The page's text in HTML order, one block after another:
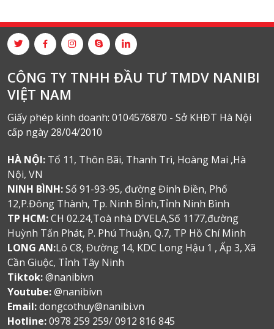
CÔNG TY TNHH ĐẦU TƯ TMDV NANIBI
VIỆT NAM
Giấy phép kinh doanh: 0104576870 - Sở KHĐT Hà Nội
cấp ngày 28/04/2010
HÀ NỘI: Tổ 11, Thôn Bãi, Thanh Trì, Hoàng Mai ,Hà
Nội, VN
NINH BÌNH:Số 91-93-95, đường Đinh Điền, Phố
12,P.Đông Thành, Tp. Ninh BÌnh,Tỉnh Ninh Bình
TP HCM:CH 02.24,Toà nhà D’VELA,Số 1177,đường
Huỳnh Tấn Phát, P. Phú Thuận, Q.7, TP Hồ Chí Minh
LONG AN:Lô C8, Đường 14, KDC Long Hậu 1 , Ấp 3, Xã
Cần Giuộc, Tỉnh Tây Ninh
Tiktok:@nanibivn
Youtube:@nanibivn
Email:dongcothuy@nanibi.vn
Hotline:0978 259 259/ 0912 816 845